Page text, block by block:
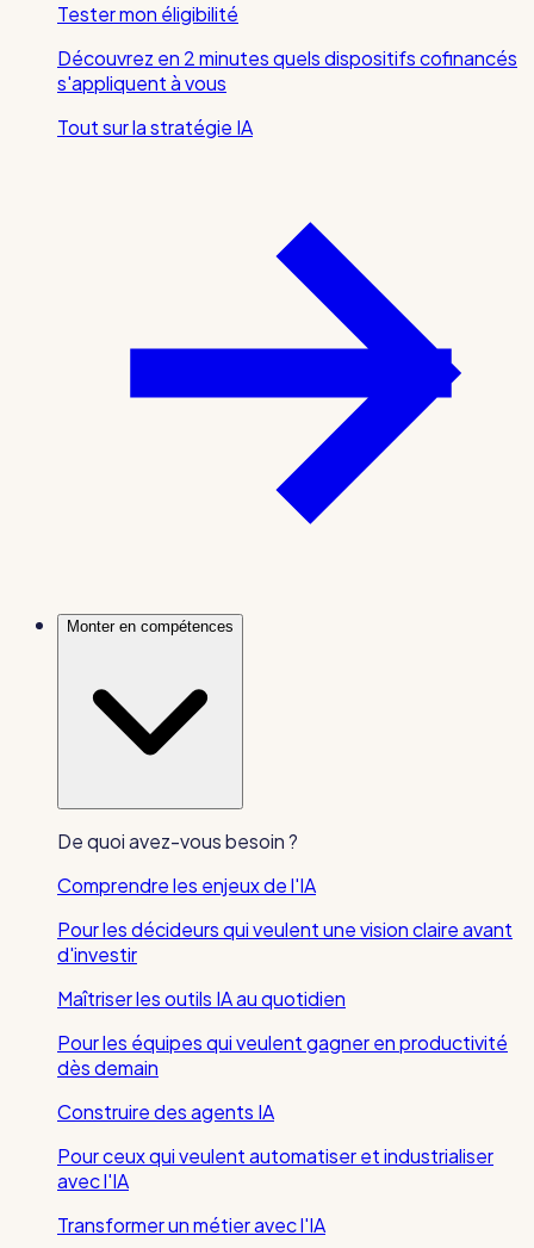
Tester mon éligibilité
Découvrez en 2 minutes quels dispositifs cofinancés
s'appliquent à vous
Tout sur la stratégie IA
Monter en compétences
De quoi avez-vous besoin ?
Comprendre les enjeux de l'IA
Pour les décideurs qui veulent une vision claire avant
d'investir
Maîtriser les outils IA au quotidien
Pour les équipes qui veulent gagner en productivité
dès demain
Construire des agents IA
Pour ceux qui veulent automatiser et industrialiser
avec l'IA
Transformer un métier avec l'IA